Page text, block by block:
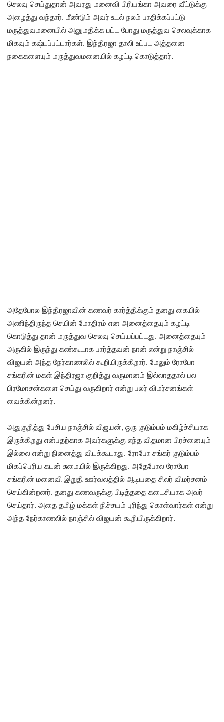
செலவு செய்துதான் அவரது மனைவி பிரியங்கா அவரை வீட்டுக்கு
அழைத்து வந்தார். மீண்டும் அவர் உடல் நலம் பாதிக்கப்பட்டு
மருத்துவமனையில் அனுமதிக்க பட்ட போது மருத்துவ செலவுக்காக
மிகவும் கஷ்டப்பட்டார்கள். இந்திரஜா தாலி உட்பட அத்தனை
நகைகளையும் மருத்துவமனையில் கழட்டி கொடுத்தார்.
அதேபோல இந்திரஜாவின் கணவர் கார்த்திக்கும் தனது கையில்
அணிந்திருந்த செயின் மோதிரம் என அனைத்தையும் கழட்டி
கொடுத்து தான் மருத்துவ செலவு செய்யப்பட்டது. அனைத்தையும்
அருகில் இருந்து கண்கூடாக பார்த்தவன் நான் என்று நாஞ்சில்
விஜயன் அந்த நேர்காணலில் கூறியிருக்கிறார். மேலும் ரோபோ
சங்கரின் மகள் இந்திரஜா குறித்து வருமானம் இல்லாததால் பல
பிரமோசன்களை செய்து வருகிறார் என்று பலர் விமர்சனங்கள்
வைக்கின்றனர்.
அதுகுறித்து பேசிய நாஞ்சில் விஜயன், ஒரு குடும்பம் மகிழ்ச்சியாக
இருக்கிறது என்பதற்காக அவர்களுக்கு எந்த விதமான பிரச்னையும்
இல்லை என்று நினைத்து விடக்கூடாது. ரோபோ சங்கர் குடும்பம்
மிகப்பெரிய கடன் சுமையில் இருக்கிறது. அதேபோல ரோபோ
சங்கரின் மனைவி இறுதி ஊர்வலத்தில் ஆடியதை சிலர் விமர்சனம்
செய்கின்றனர். தனது கணவருக்கு பிடித்ததை கடைசியாக அவர்
செய்தார். அதை தமிழ் மக்கள் நிச்சயம் புரிந்து கொள்வார்கள் என்று
அந்த நேர்காணலில் நாஞ்சில் விஜயன் கூறியிருக்கிறார்.